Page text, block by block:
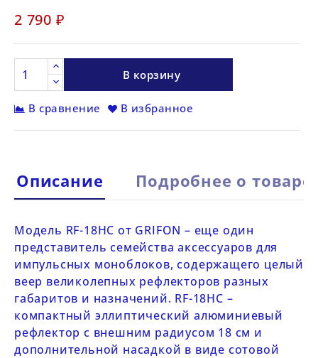
2 790 ₽
В корзину
В сравнение В избранное
Описание Подробнее о товаре
Модель RF-18HC от GRIFON – еще один
представительсемейства аксессуаров для
импульсных моноблоков, содержащего целый
веер великолепных рефлекторов разных
габаритов и назначений. RF-18HC –
компактный эллиптический алюминиевый
рефлектор с внешним радиусом 18 см и
дополнительной насадкой в виде сотовой